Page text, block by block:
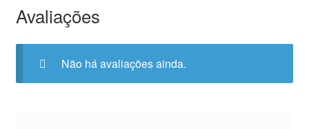
Avaliações
Não há avaliações ainda.